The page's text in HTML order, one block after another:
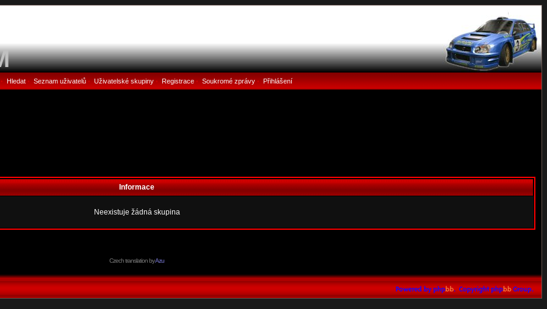
• Hledat• Seznam uživatelů• Uživatelské skupiny• Registrace• Soukromé zprávy• Přihlášení
Informace
Neexistuje žádná skupina
Czech translation byAzu